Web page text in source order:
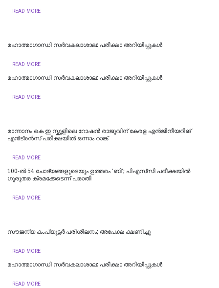
READ MORE
മഹാത്മാഗാന്ധി സർവകലാശാല: പരീക്ഷാ അറിയിപ്പുകൾ
READ MORE
മഹാത്മാഗാന്ധി സർവകലാശാല: പരീക്ഷാ അറിയിപ്പുകൾ
READ MORE
മാന്നാനം കെ ഇ സ്കൂളിലെ റോഷൻ രാജുവിന് കേരള എൻജിനീയറിങ്
എൻട്രൻസ് പരീക്ഷയിൽ ഒന്നാം റാങ്ക്
READ MORE
100-ൽ 54 ചോദ്യങ്ങളുടെയും ഉത്തരം 'ബി'; പിഎസ്‌സി പരീക്ഷയിൽ
ഗുരുതര ക്രമക്കേടെന്ന് പരാതി
READ MORE
സൗജന്യ കംപ്യൂട്ടര്‍ പരിശീലനം; അപേക്ഷ ക്ഷണിച്ചു
READ MORE
മഹാത്മാഗാന്ധി സർവകലാശാല: പരീക്ഷാ അറിയിപ്പുകൾ
READ MORE